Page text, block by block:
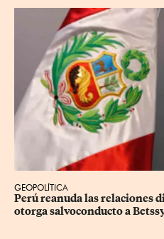
GEOPOLÍTICA
Perú reanuda las relaciones
otorga salvoconducto a